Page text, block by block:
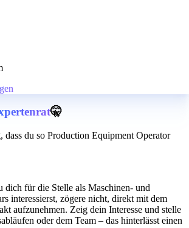
🤫
du so Production Equipment Operator
dich für die Stelle als Maschinen- und
interessierst, zögere nicht, direkt mit dem
aufzunehmen. Zeig dein Interesse und stelle
oder dem Team – das hinterlässt einen